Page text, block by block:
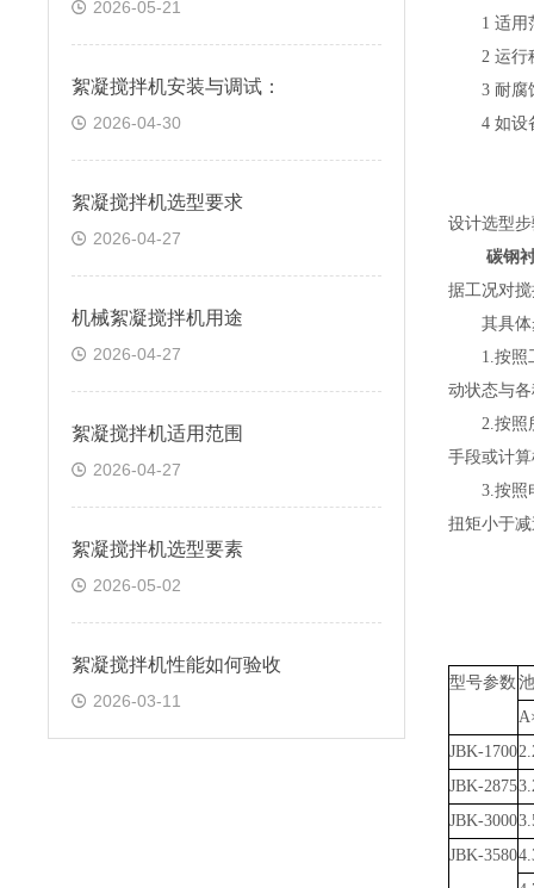
2026-05-21
絮凝搅拌机安装与调试：
2026-04-30
絮凝搅拌机选型要求
2026-04-27
机械絮凝搅拌机用途
2026-04-27
絮凝搅拌机适用范围
2026-04-27
絮凝搅拌机选型要素
2026-05-02
絮凝搅拌机性能如何验收
2026-03-11
1 适用
2 运行
3 耐腐
4 如设
设计选型
碳钢
据工况对
其具体
1.按照
动状态与
2.按照
手段或计
3.按照
扭矩小于
型号参数
A
JBK-1700
JBK-2875
JBK-3000
JBK-3580